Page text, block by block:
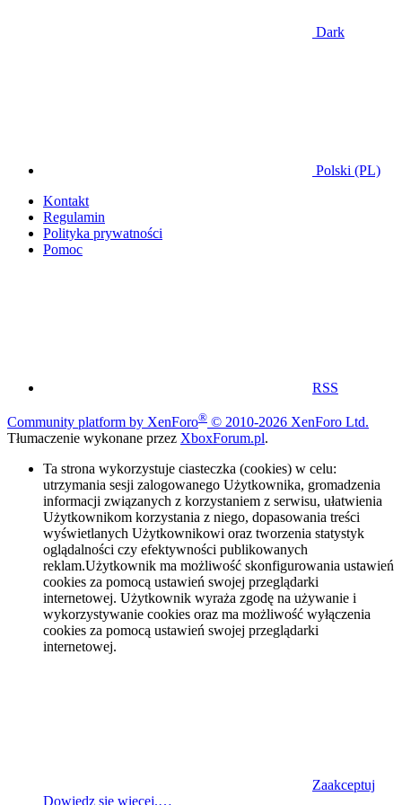
Dark
Polski (PL)
Kontakt
Regulamin
Polityka prywatności
Pomoc
RSS
Community platform by XenForo® © 2010-2026 XenForo Ltd.
Tłumaczenie wykonane przez XboxForum.pl.
Ta strona wykorzystuje ciasteczka (cookies) w celu:
utrzymania sesji zalogowanego Użytkownika, gromadzenia
informacji związanych z korzystaniem z serwisu, ułatwienia
Użytkownikom korzystania z niego, dopasowania treści
wyświetlanych Użytkownikowi oraz tworzenia statystyk
oglądalności czy efektywności publikowanych
reklam.Użytkownik ma możliwość skonfigurowania ustawień
cookies za pomocą ustawień swojej przeglądarki
internetowej. Użytkownik wyraża zgodę na używanie i
wykorzystywanie cookies oraz ma możliwość wyłączenia
cookies za pomocą ustawień swojej przeglądarki
internetowej.
Zaakceptuj
Dowiedz się więcej.…